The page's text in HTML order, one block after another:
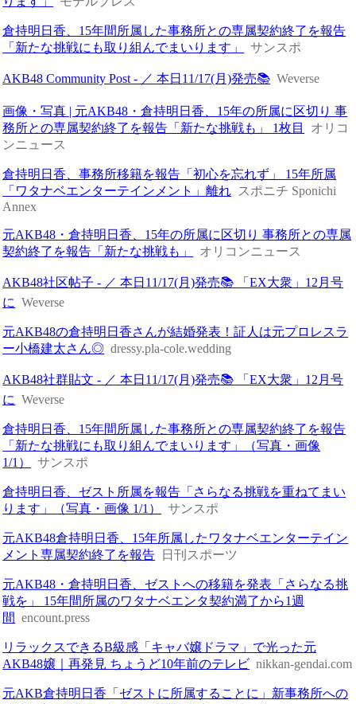
倉持明日香、15年間所属した事務所との専属契約終了を報告
「新たな挑戦にも取り組んでまいります」
サンスポ
AKB48 Community Post - ／ 本日11/17(月)発売📚 Weverse
画像・写真 | 元AKB48・倉持明日香、15年の所属に区切り 事
務所との専属契約終了を報告「新たな挑戦も」 1枚目
オリコ
ンニュース
倉持明日香、事務所移籍を報告「初心を忘れず」 15年所属
「ワタナベエンターテインメント」離れ スポニチ Sponichi
Annex
元AKB48・倉持明日香、15年の所属に区切り 事務所との専属
契約終了を報告「新たな挑戦も」
オリコンニュース
AKB48社区帖子 - ／ 本日11/17(月)発売📚 「EX大衆」12月号
に Weverse
元AKB48の倉持明日香さんが結婚発表！証人は元プロレスラ
ー小橋建太さん◎ dressy.pla-cole.wedding
AKB48社群貼文 - ／ 本日11/17(月)発売📚 「EX大衆」12月号
に Weverse
倉持明日香、15年間所属した事務所との専属契約終了を報告
「新たな挑戦にも取り組んでまいります」（写真・画像
1/1）
サンスポ
倉持明日香、ゼスト所属を報告「さらなる挑戦を重ねてまい
ります」（写真・画像 1/1）
サンスポ
元AKB48倉持明日香、15年所属したワタナベエンターテイン
メント専属契約終了を報告
日刊スポーツ
元AKB48・倉持明日香、ゼストへの移籍を発表「さらなる挑
戦を」 15年間所属のワタナベエンタ契約満了から1週
間 encount.press
リラックスできるB級感「キャバ嬢ドラマ」で光った元
AKB48嬢｜再発見 ちょうど10年前のテレビ nikkan-gendai.com
元AKB倉持明日香「ゼストに所属することに」新事務所への